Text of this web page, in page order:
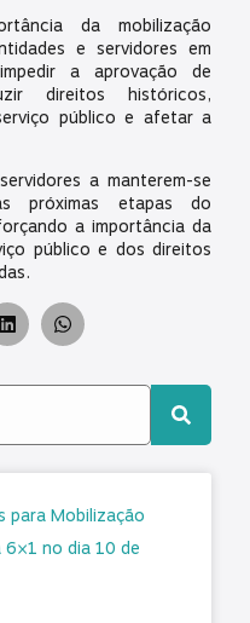
da mobilização
e servidores em
a aprovação de
direitos históricos,
público e afetar a
a manterem-se
próximas etapas do
a importância da
público e dos direitos
para Mobilização
6×1 no dia 10 de